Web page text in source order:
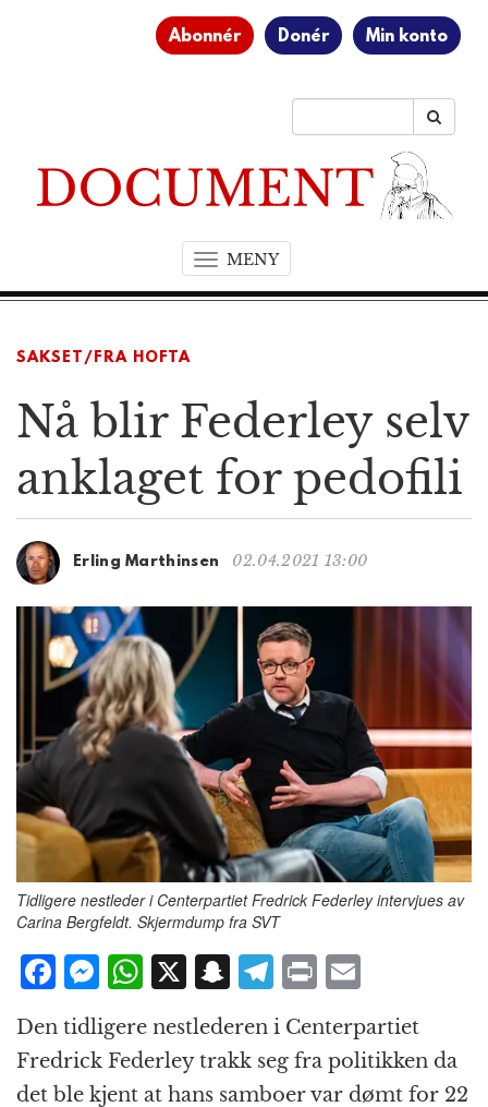
Abonnér Donér Min konto
MENYT
o
a
i
n
SAKSET/FRA HOFTA
Nå blir Federley selv
anklaget for pedofili
Erling Marthinsen 02.04.2021 13:00
Tidligere nestleder i Centerpartiet Fredrick Federley intervjues av
Carina Bergfeldt. Skjermdump fra SVT
F
a
c
e
M
e
ss
e
W
at
s
X S
a
p
T
el
e
g
P
n
t
m
ai
l
Den tidligere nestlederen i Centerpartiet
Fredrick Federley trakk seg fra politikken da
det ble kjent at hans samboer var dømt for 22